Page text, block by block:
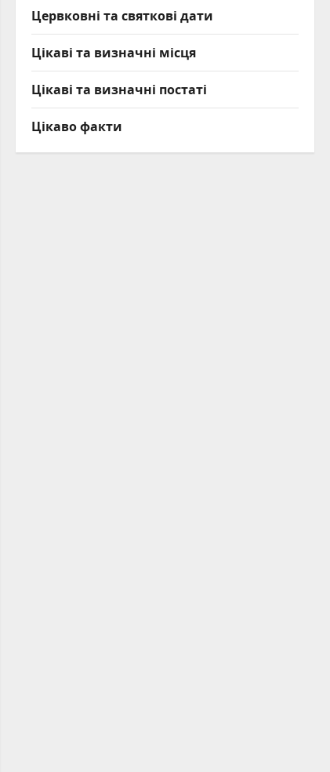
Цервковні та святкові дати
Цікаві та визначні місця
Цікаві та визначні постаті
Цікаво факти